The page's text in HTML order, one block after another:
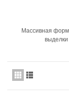
Массивная